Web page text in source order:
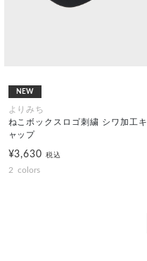
NEW
よりみち
ねこボックスロゴ刺繍 シワ加工キ
ャップ
¥3,630税込
2 colors